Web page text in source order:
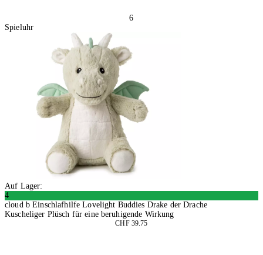
6
Spieluhr
Auf Lager:
4
cloud b Einschlafhilfe Lovelight Buddies Drake der Drache
Kuscheliger Plüsch für eine beruhigende Wirkung
CHF 39.75